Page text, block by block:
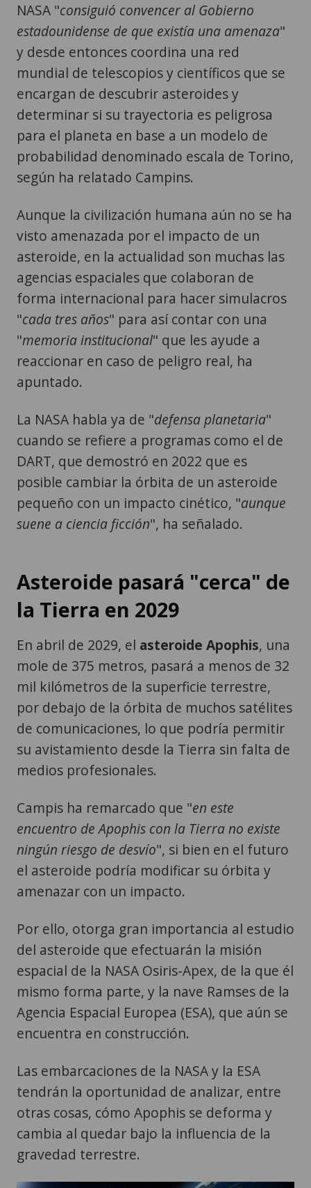
y desde entonces coordina una red
mundial de telescopios y científicos que se
encargan de descubrir asteroides y
determinar si su trayectoria es peligrosa
para el planeta en base a un modelo de
probabilidad denominado escala de Torino,
según ha relatado Campins.
Aunque la civilización humana aún no se ha
asteroide, en la actualidad son muchas las
agencias espaciales que colaboran de
forma internacional para hacer simulacros
"cada tres años" para así contar con una
"memoria institucional" que les ayude a
reaccionar en caso de peligro real, ha
apuntado.
La NASA habla ya de "
DART, que demostró en 2022 que es
posible cambiar la órbita de un asteroide
pequeño con un impacto cinético, "aunque
suene a ciencia ficción", ha señalado.
Asteroide pasará "cerca" de
la Tierra en 2029
En abril de 2029, elasteroide Apophis
mil kilómetros de la superficie terrestre,
por debajo de la órbita de muchos satélites
de comunicaciones, lo que podría permitir
su avistamiento desde la Tierra sin falta de
medios profesionales.
Campis ha remarcado que "
ningún riesgo de desvío ", si bien en el futuro
el asteroide podría modificar su órbita y
amenazar con un impacto.
Por ello, otorga gran importancia al estudio
espacial de la NASA Osiris-Apex, de la que él
mismo forma parte, y la nave Ramses de la
Agencia Espacial Europea (ESA), que aún se
encuentra en construcción.
Las embarcaciones de la NASA y la ESA
otras cosas, cómo Apophis se deforma y
cambia al quedar bajo la influencia de la
gravedad terrestre.